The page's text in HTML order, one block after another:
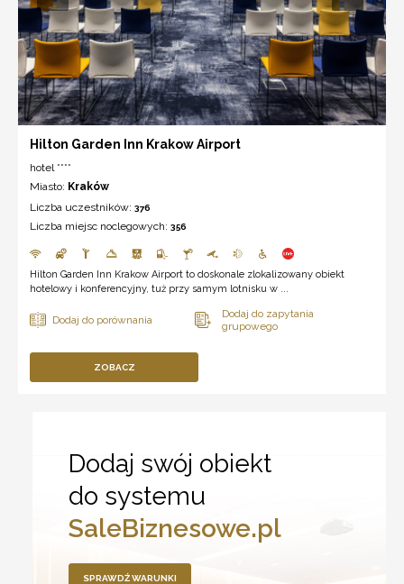
Hilton Garden Inn Krakow Airport
hotel ****
Miasto: Kraków
Liczba uczestników: 376
Liczba miejsc noclegowych: 356
Hilton Garden Inn Krakow Airport to doskonale zlokalizowany obiekt
hotelowy i konferencyjny, tuż przy samym lotnisku w ...
ZOBACZ
Dodaj swój obiekt
do systemu
SaleBiznesowe.pl
SPRAWDŹ WARUNKI